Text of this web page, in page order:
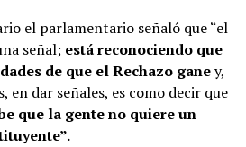
el parlamentario señaló que “el
señal; está reconociendo que
de que el Rechazo ganey,
en dar señales, es como decir que
que la gente no quiere un